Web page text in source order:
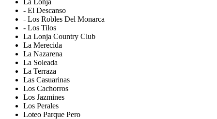
- El Descanso
- Los Robles Del Monarca
- Los Tilos
La Lonja Country Club
La Merecida
La Nazarena
La Soleada
La Terraza
Las Casuarinas
Los Cachorros
Los Jazmines
Los Perales
Loteo Parque Pero